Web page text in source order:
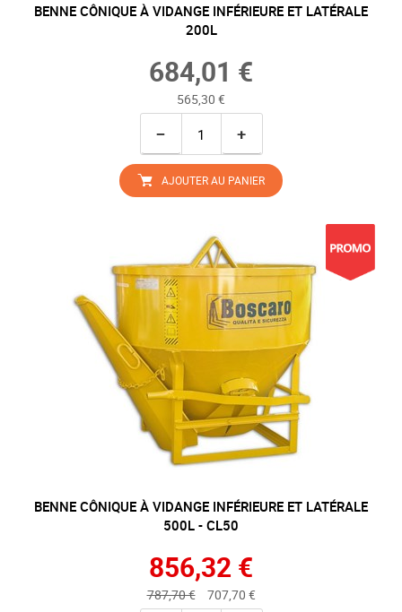
BENNE CÔNIQUE À VIDANGE INFÉRIEURE ET LATÉRALE
200L
684,01 €
565,30 €
− +
AJOUTER AU PANIER
BENNE CÔNIQUE À VIDANGE INFÉRIEURE ET LATÉRALE
500L - CL50
856,32 €
787,70 € 707,70 €